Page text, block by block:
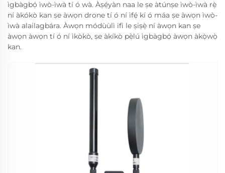
ìgbàgbọ́ ìwò-ìwà tí ó wà. Àṣẹ́yàn naa le ṣe àtúnṣe ìwò-ìwà rẹ̀
ní àkókò kan ṣe àwọn drone tí ó ní ìfẹ́ kí ó máa ṣe àwọn ìwò-
ìwà alailagbára. Àwọn módùùlì ifi le ṣiṣẹ̀ ní àwọn kan ṣe
àwọn àwọn tí ó ní ìkòkò, ṣe àkíkò pẹ̀lú ìgbàgbọ́ àwọn àkọ̀wọ̀
kan.